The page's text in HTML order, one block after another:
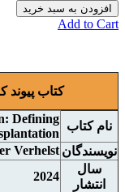
افزودن به سبد خرید
Add to Cart
کتاب پیوند
نام کتاب
Defining
نويسندگان Verhelst
سال
انتشار
2024